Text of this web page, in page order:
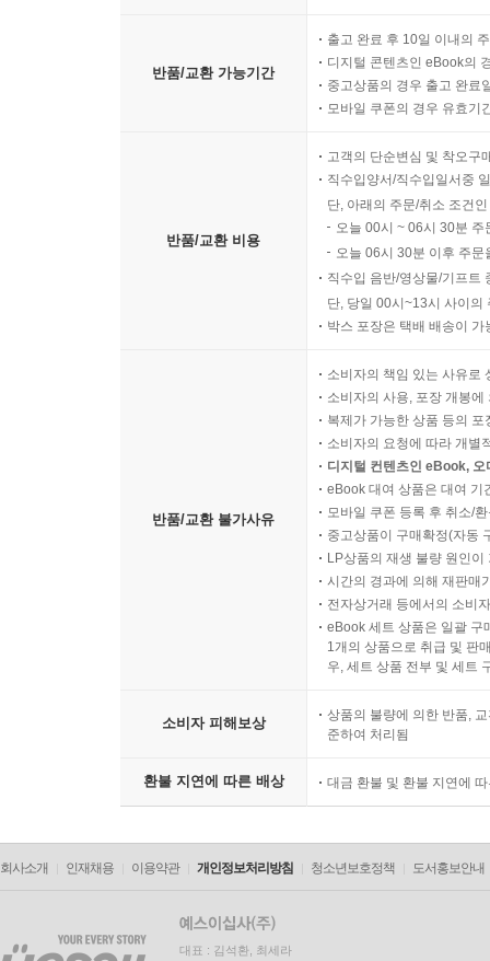
반품/교환 가능기간
출고 완료 후 10일 이내의
디지털 콘텐츠인 eBook의
중고상품의 경우 출고 완료
모바일 쿠폰의 경우 유효기
반품/교환 비용
고객의 단순변심 및 착오구
직수입양서/직수입일서중
단, 아래의 주문/취소 조건
오늘 00시 ~ 06시 30분
오늘 06시 30분 이후 주
직수입 음반/영상물/기프트
단, 당일 00시~13시 사이의
박스 포장은 택배 배송이
반품/교환 불가사유
소비자의 책임 있는 사유로
소비자의 사용, 포장 개봉
복제가 가능한 상품 등의
소비자의 요청에 따라 개별
디지털 컨텐츠인 eBook,
eBook 대여 상품은 대여 기
모바일 쿠폰 등록 후 취소/
중고상품이 구매확정(자동
LP상품의 재생 불량 원인
시간의 경과에 의해 재판매
전자상거래 등에서의 소비
eBook 세트 상품은 일괄 구
1개의 상품으로 취급 및 판
우, 세트 상품 전부 및 세트
소비자 피해보상
상품의 불량에 의한 반품,
준하여 처리됨
환불 지연에 따른 배상 대금 환불 및 환불 지연에
회사소개 인재채용 이용약관 개인정보처리방침 청소년보호정책 도서홍보안내
대표 : 김석환, 최세라